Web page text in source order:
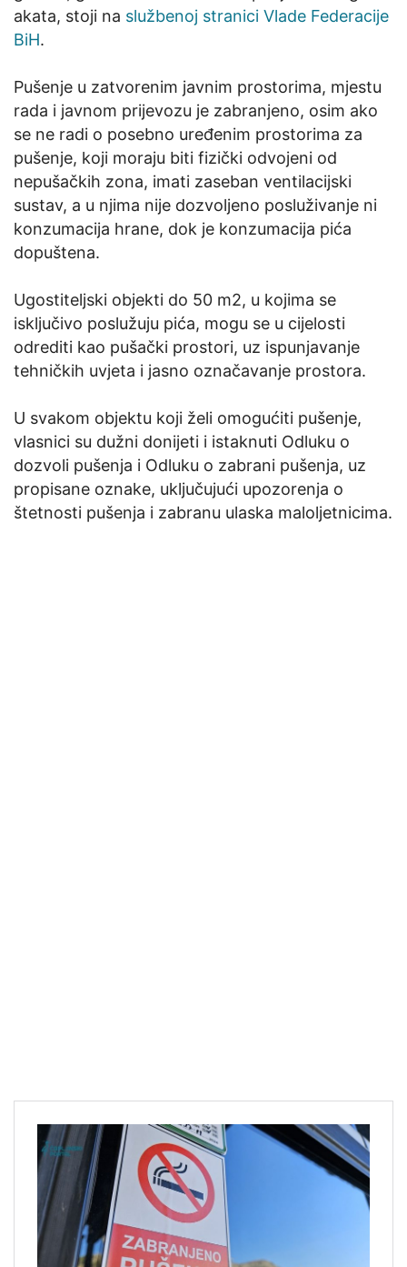
akata, stoji na službenoj stranici Vlade Federacije
BiH.
Pušenje u zatvorenim javnim prostorima, mjestu
rada i javnom prijevozu je zabranjeno, osim ako
se ne radi o posebno uređenim prostorima za
pušenje, koji moraju biti fizički odvojeni od
nepušačkih zona, imati zaseban ventilacijski
sustav, a u njima nije dozvoljeno posluživanje ni
konzumacija hrane, dok je konzumacija pića
dopuštena.
Ugostiteljski objekti do 50 m2, u kojima se
isključivo poslužuju pića, mogu se u cijelosti
odrediti kao pušački prostori, uz ispunjavanje
tehničkih uvjeta i jasno označavanje prostora.
U svakom objektu koji želi omogućiti pušenje,
vlasnici su dužni donijeti i istaknuti Odluku o
dozvoli pušenja i Odluku o zabrani pušenja, uz
propisane oznake, uključujući upozorenja o
štetnosti pušenja i zabranu ulaska maloljetnicima.